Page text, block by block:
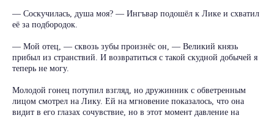
— Соскучилась, душа моя? — Ингъвар подошёл к Лике и схватил
её за подбородок.
— Мой отец, — сквозь зубы произнёс он, — Великий князь
прибыл из странствий. И возвратиться с такой скудной добычей я
теперь не могу.
Молодой гонец потупил взгляд, но дружинник с обветренным
лицом смотрел на Лику. Ей на мгновение показалось, что она
видит в его глазах сочувствие, но в этот момент давление на